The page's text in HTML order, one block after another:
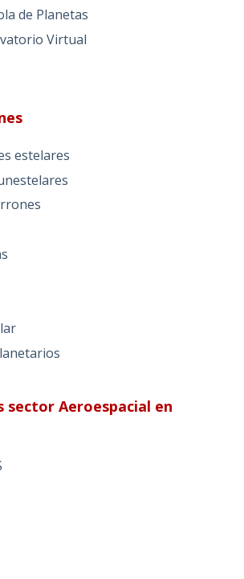
de Planetas
Virtual
estelares
sector Aeroespacial en